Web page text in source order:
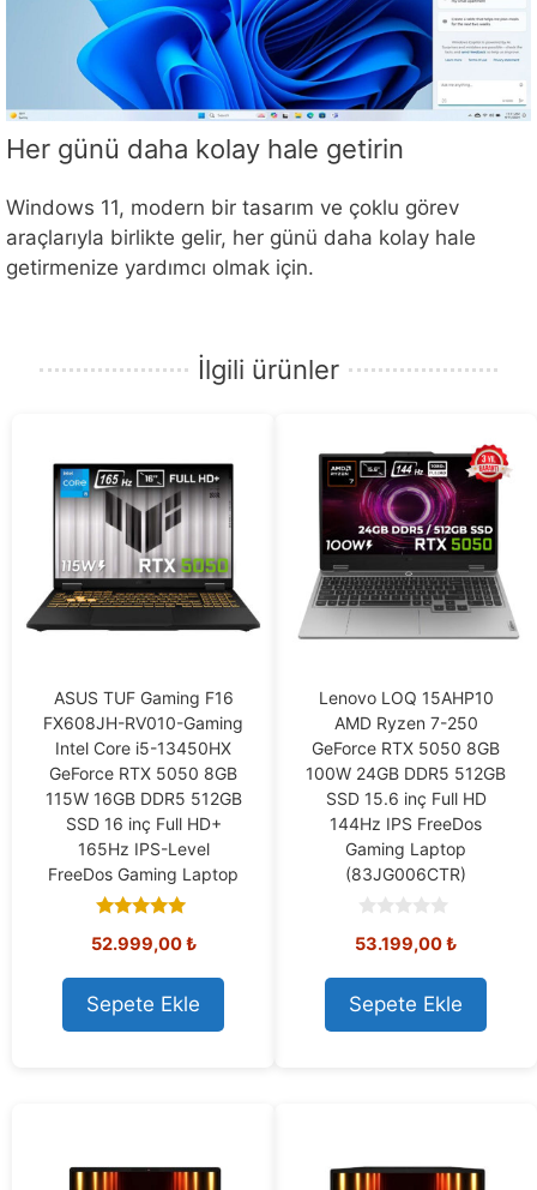
Her günü daha kolay hale getirin
Windows 11, modern bir tasarım ve çoklu görev
araçlarıyla birlikte gelir, her günü daha kolay hale
getirmenize yardımcı olmak için.
İlgili ürünler
ASUS TUF Gaming F16
FX608JH-RV010-Gaming
Intel Core i5-13450HX
GeForce RTX 5050 8GB
115W 16GB DDR5 512GB
SSD 16 inç Full HD+
165Hz IPS-Level
FreeDos Gaming Laptop
out of 5
52.999,00₺
Sepete Ekle
Lenovo LOQ 15AHP10
AMD Ryzen 7-250
GeForce RTX 5050 8GB
100W 24GB DDR5 512GB
SSD 15.6 inç Full HD
144Hz IPS FreeDos
Gaming Laptop
(83JG006CTR)
o
t
o
f
5
53.199,00₺
Sepete Ekle